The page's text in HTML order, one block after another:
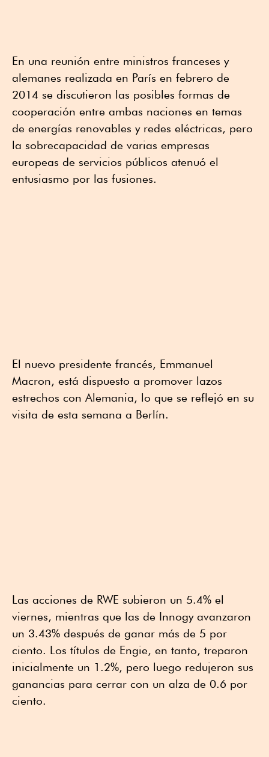
En una reunión entre ministros franceses y
alemanes realizada en París en febrero de
2014 se discutieron las posibles formas de
cooperación entre ambas naciones en temas
de energías renovables y redes eléctricas, pero
la sobrecapacidad de varias empresas
europeas de servicios públicos atenuó el
entusiasmo por las fusiones.
El nuevo presidente francés, Emmanuel
Macron, está dispuesto a promover lazos
estrechos con Alemania, lo que se reflejó en su
visita de esta semana a Berlín.
Las acciones de RWE subieron un 5.4% el
viernes, mientras que las de Innogy avanzaron
un 3.43% después de ganar más de 5 por
ciento. Los títulos de Engie, en tanto, treparon
inicialmente un 1.2%, pero luego redujeron sus
ganancias para cerrar con un alza de 0.6 por
ciento.